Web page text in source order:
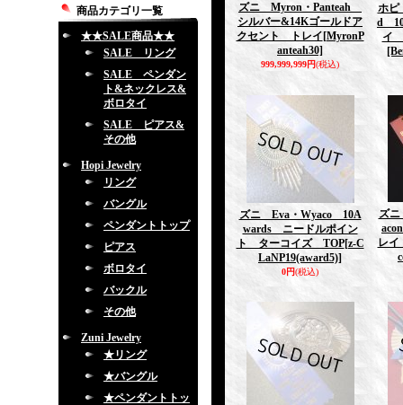
商品カテゴリ一覧
★★SALE商品★★
SALE リング
SALE ペンダン
ト&ネックレス&
ボロタイ
SALE ピアス&
その他
Hopi Jewelry
リング
バングル
ペンダントトップ
ピアス
ボロタイ
バックル
その他
Zuni Jewelry
★リング
★バングル
★ペンダントトッ
ズニ Myron・Panteah
シルバー&14Kゴールドア
クセント トレイ [MyronP
anteah30]
999,999,999円(税込)
ホピ
d 10
イ
ズニ Eva・Wyaco 10A
wards ニードルポイン
ト ターコイズ TOP[z-C
LaNP19(award5)]
0円(税込)
ズ
レ